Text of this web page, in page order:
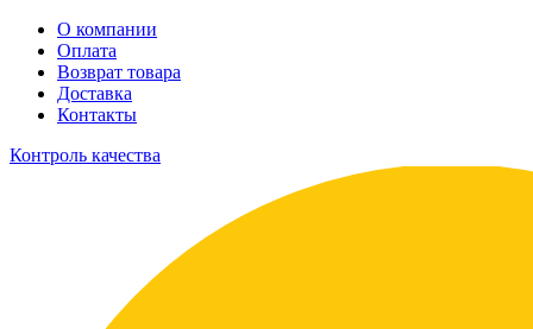
О компании
Оплата
Возврат товара
Доставка
Контакты
Контроль качества